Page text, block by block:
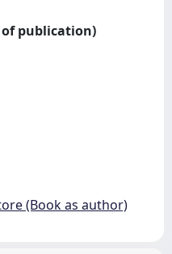
of publication)
(Book as author)